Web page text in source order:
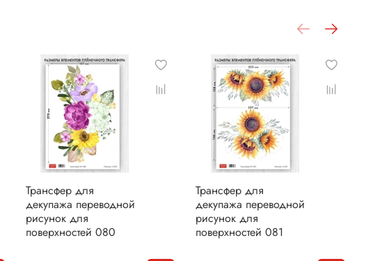
Трансфер для
декупажа переводной
рисунок для
поверхностей 080
Трансфер для
декупажа переводной
рисунок для
поверхностей 081